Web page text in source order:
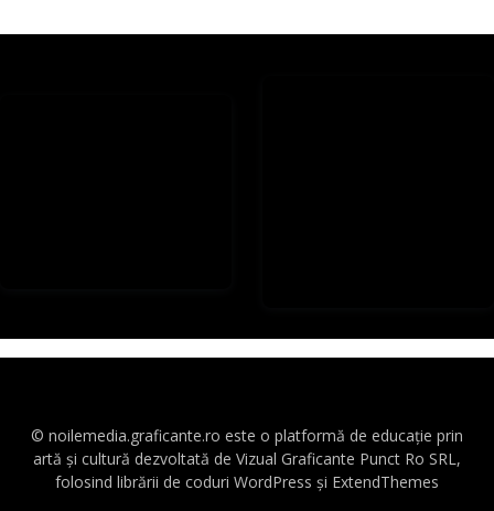
© noilemedia.graficante.ro este o platformă de educație prin
artă și cultură dezvoltată de Vizual Graficante Punct Ro SRL,
folosind librării de coduri WordPress și ExtendThemes